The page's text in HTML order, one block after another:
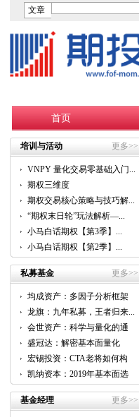
文章
首页
培训与活动 更多>>
VNPY 量化交易零基础入门...
期权三维度
期权交易核心策略与技巧解...
“期权末日轮”玩法解析—...
小马白话期权【第3季】...
小马白话期权【第2季】...
私募基金 更多>>
均成资产：多因子分析框架
的...
龙旗：九年私募，王者归来...
会世资产：科学与量化的通
用...
盛冠达：解密基本面量化
CTA...
宏锡投资：CTA老将如何构
建...
凯纳资本：2019年基本面选
股...
基金经理
更多>>